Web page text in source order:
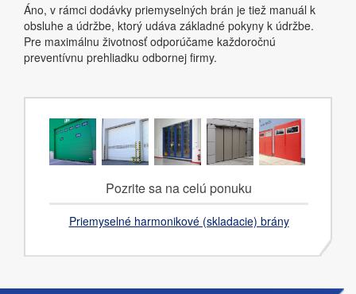
Áno, v rámci dodávky priemyselných brán je tiež manuál k
obsluhe a údržbe, ktorý udáva základné pokyny k údržbe.
Pre maximálnu životnosť odporúčame každoročnú
preventívnu prehliadku odbornej firmy.
Pozrite sa na celú ponuku
Priemyselné harmonikové (skladacie) brány